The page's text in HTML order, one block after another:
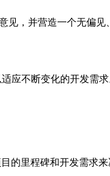
，并营造一个无偏见
应不断变化的开发需求
的里程碑和开发需求来